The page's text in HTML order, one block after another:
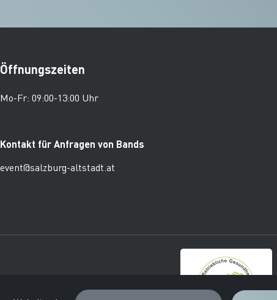
Öffnungszeiten
Mo-Fr: 09:00-13:00 Uhr
Kontakt für Anfragen von Bands
event@salzburg-altstadt.at